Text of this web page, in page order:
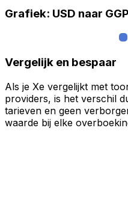
Grafiek: USD naar GGP
Vergelijk en bespaar
Als je Xe vergelijkt met
providers, is het verschil
tarieven en geen
waarde bij elke